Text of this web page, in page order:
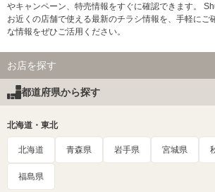
やキャンペーン、特売情報をすぐに確認できます。
お近くの店舗で使える最新のチラシ情報を、手軽にご
な情報をぜひご活用ください。
お店を探す
都道府県から探す
北海道・東北
北海道 青森県 岩手県 宮城県
福島県